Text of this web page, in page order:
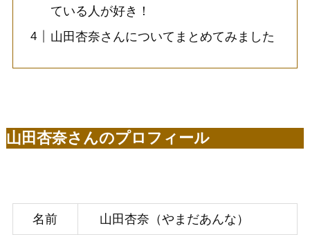
ている人が好き！
山田杏奈さんについてまとめてみました
山田杏奈さんのプロフィール
名前 山田杏奈（やまだあんな）